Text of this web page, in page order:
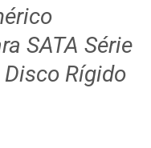
SATA Série
Disco Rígido